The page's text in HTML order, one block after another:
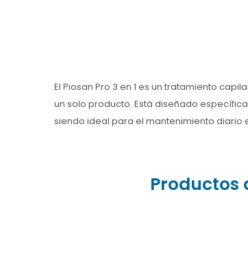
El Piosan Pro 3 en 1 es un tratamiento
un solo producto. Está diseñado
siendo ideal para el mantenimiento diario
Productos